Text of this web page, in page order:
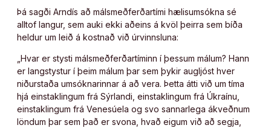
Þá sagði Arndís að málsmeðferðartími hælisumsókna sé
alltof langur, sem auki ekki aðeins á kvöl þeirra sem bíða
heldur um leið á kostnað við úrvinnsluna:
„Hvar er stysti málsmeðferðartíminn í þessum málum? Hann
er langstystur í þeim málum þar sem þykir augljóst hver
niðurstaða umsóknarinnar á að vera. Þetta átti við um tíma
hjá einstaklingum frá Sýrlandi, einstaklingum frá Úkraínu,
einstaklingum frá Venesúela og svo sannarlega ákveðnum
löndum þar sem það er svona, hvað eigum við að segja,